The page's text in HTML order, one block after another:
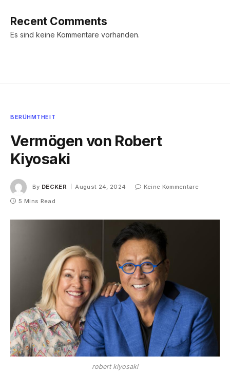
Recent Comments
Es sind keine Kommentare vorhanden.
BERÜHMTHEIT
Vermögen von Robert
Kiyosaki
By DECKER August 24, 2024
Keine Kommentare
5 Mins Read
robert kiyosaki